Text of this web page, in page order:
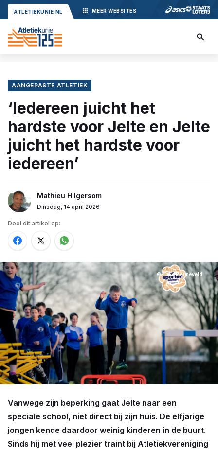
ATLETIEKUNIE.NL MEER WEBSITES
AANGEPASTE ATLETIEK
‘Iedereen juicht het
hardste voor Jelte en Jelte
juicht het hardste voor
iedereen’
Mathieu Hilgersom
Dinsdag, 14 april 2026
Deel dit artikel op:
© Take Zonneveld
Vanwege zijn beperking gaat Jelte naar een
speciale school, niet direct bij zijn huis. De elfjarige
jongen kende daardoor weinig kinderen in de buurt.
Sinds hij met veel plezier traint bij Atletiekvereniging